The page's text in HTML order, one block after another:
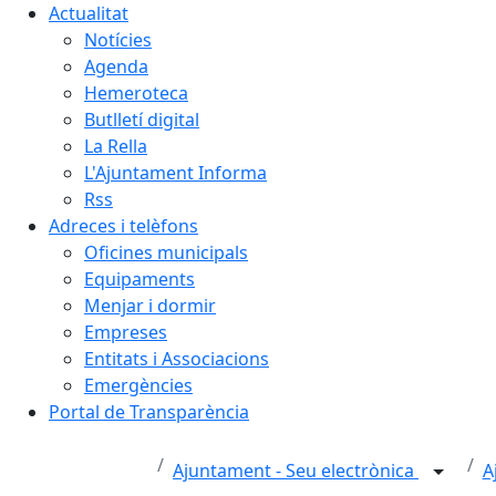
Actualitat
Notícies
Agenda
Hemeroteca
Butlletí digital
La Rella
L'Ajuntament Informa
Rss
Adreces i telèfons
Oficines municipals
Equipaments
Menjar i dormir
Empreses
Entitats i Associacions
Emergències
Portal de Transparència
Ajuntament - Seu electrònica